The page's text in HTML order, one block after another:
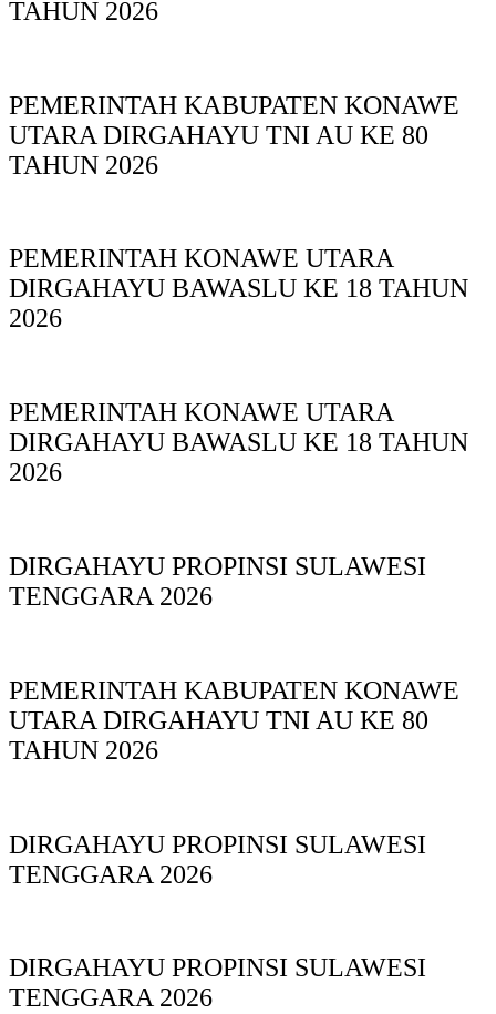
TAHUN 2026
PEMERINTAH KABUPATEN KONAWE
UTARA DIRGAHAYU TNI AU KE 80
TAHUN 2026
PEMERINTAH KONAWE UTARA
DIRGAHAYU BAWASLU KE 18 TAHUN
2026
PEMERINTAH KONAWE UTARA
DIRGAHAYU BAWASLU KE 18 TAHUN
2026
DIRGAHAYU PROPINSI SULAWESI
TENGGARA 2026
PEMERINTAH KABUPATEN KONAWE
UTARA DIRGAHAYU TNI AU KE 80
TAHUN 2026
DIRGAHAYU PROPINSI SULAWESI
TENGGARA 2026
DIRGAHAYU PROPINSI SULAWESI
TENGGARA 2026